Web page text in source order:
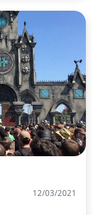
12/03/2021